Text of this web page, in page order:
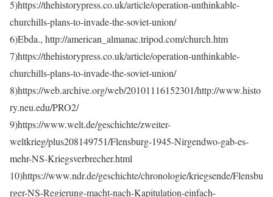
5)https://thehistorypress.co.uk/article/operation-unthinkable-
churchills-plans-to-invade-the-soviet-union/
6)Ebda., http://american_almanac.tripod.com/church.htm
7)https://thehistorypress.co.uk/article/operation-unthinkable-
churchills-plans-to-invade-the-soviet-union/
8)https://web.archive.org/web/20101116152301/http://www.histo
ry.neu.edu/PRO2/
9)https://www.welt.de/geschichte/zweiter-
weltkrieg/plus208149751/Flensburg-1945-Nirgendwo-gab-es-
mehr-NS-Kriegsverbrecher.html
10)https://www.ndr.de/geschichte/chronologie/kriegsende/Flensbu
rger-NS-Regierung-macht-nach-Kapitulation-einfach-